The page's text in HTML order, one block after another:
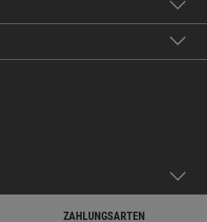
ZAHLUNGSARTEN